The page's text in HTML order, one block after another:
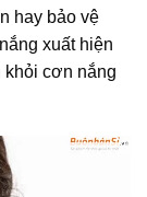
hay bảo vệ
xuất hiện
khỏi cơn nắng